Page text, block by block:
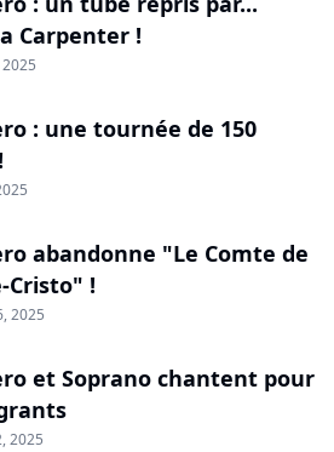
Carpenter !
: une tournée de 150
abandonne "Le Comte de
Cristo" !
2025
et Soprano chantent pour
2025